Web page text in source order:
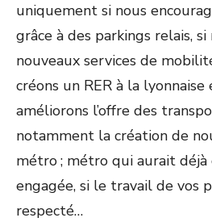
uniquement si nous
grâce à des parkings relais,
nouveaux services de
créons un RER à la lyonnaise
améliorons l’offre des
notamment la création de
métro ; métro qui aurait
engagée, si le travail de vos
respecté…